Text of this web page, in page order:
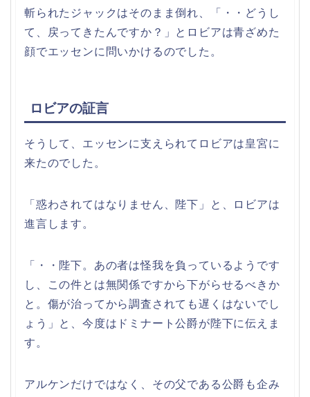
斬られたジャックはそのまま倒れ、「・・どうし
て、戻ってきたんですか？」とロビアは青ざめた
顔でエッセンに問いかけるのでした。
ロビアの証言
そうして、エッセンに支えられてロビアは皇宮に
来たのでした。
「惑わされてはなりません、陛下」と、ロビアは
進言します。
「・・陛下。あの者は怪我を負っているようです
し、この件とは無関係ですから下がらせるべきか
と。傷が治ってから調査されても遅くはないでし
ょう」と、今度はドミナート公爵が陛下に伝えま
す。
アルケンだけではなく、その父である公爵も企み